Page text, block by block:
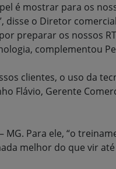
é mostrar para os
o Diretor
preparar os nossos
complementou
clientes, o uso da
Flávio, Gerente
Para ele, “o
melhor do que vir